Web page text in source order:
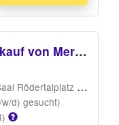
(schwarze
Schuhwerk).
Verkäufer/in (m/w/d) @ Verkauf von Merchandise
1, 01900 Großröhrsdorf)
d) gesucht)